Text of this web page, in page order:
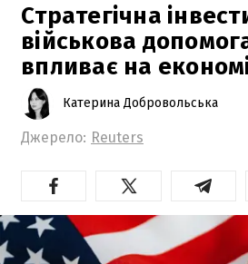
Стратегічна
військова
впливає на
Катерина Добровольська
Джерело: Reuters